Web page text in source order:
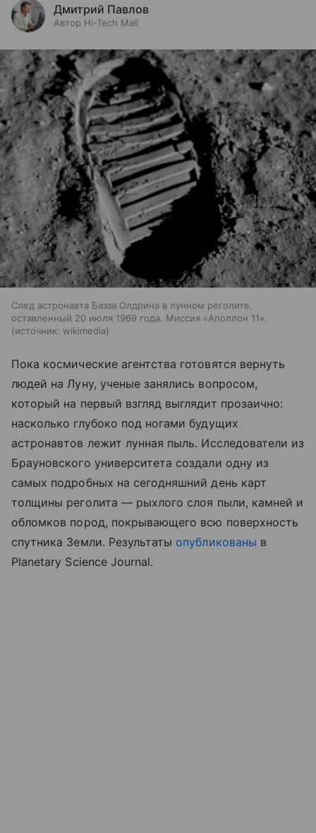
Дмитрий Павлов
Автор Hi-Tech Mail
След астронавта Базза Олдрина в лунном реголите,
оставленный 20 июля 1969 года. Миссия «Аполлон 11».
источник: wikimedia
Пока космические агентства готовятся вернуть
людей на Луну, ученые занялись вопросом,
который на первый взгляд выглядит прозаично:
насколько глубоко под ногами будущих
астронавтов лежит лунная пыль. Исследователи из
Брауновского университета создали одну из
самых подробных на сегодняшний день карт
толщины реголита — рыхлого слоя пыли, камней и
обломков пород, покрывающего всю поверхность
спутника Земли. Результаты опубликованы в
Planetary Science Journal.